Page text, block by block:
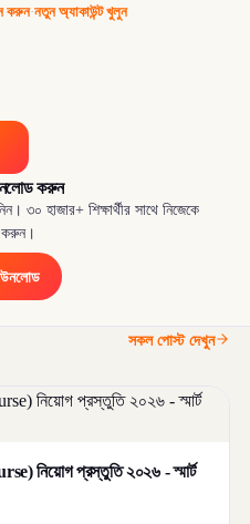
করুন·নতুন অ্যাকাউন্ট খুলুন
করুন
৩০ হাজার+ শিক্ষার্থীর সাথে নিজেকে
করুন।
সকল পোস্ট দেখুন
নিয়োগ প্রস্তুতি ২০২৬ - স্মার্ট